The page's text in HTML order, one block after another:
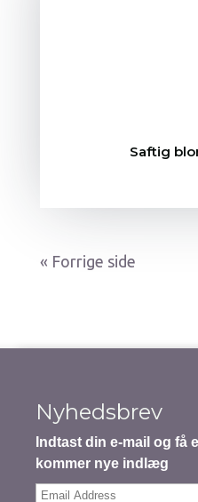
Saftig
« Gamle poster
Nyhedsbrev
Indtast din e-mail og få
kommer nye indlæg
Email